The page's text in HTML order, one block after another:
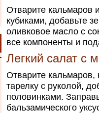
Отварите кальмаров
кубиками, добавьте
оливковое масло с
все компоненты и
Легкий салат с
Отварите
тарелку с руколой,
половинками.
бальзамического